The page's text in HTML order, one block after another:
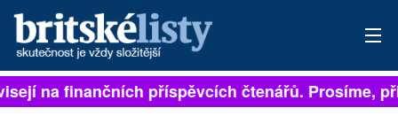
PŘIHLÁSIT
na finančních příspěvcích čtenářů. Prosíme,